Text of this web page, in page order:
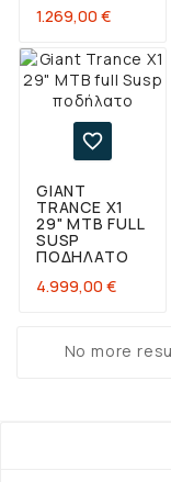
1.269,00 €

GIANT
TRANCE X1
29" ΜΤΒ FULL
SUSP
ΠΟΔΉΛΑΤΟ
4.999,00 €
No more